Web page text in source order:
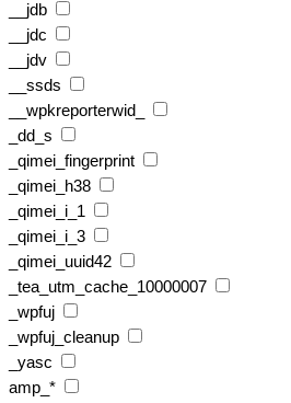
__jdb
__jdc
__jdv
__ssds
__wpkreporterwid_
_dd_s
_qimei_fingerprint
_qimei_h38
_qimei_i_1
_qimei_i_3
_qimei_uuid42
_tea_utm_cache_10000007
_wpfuj
_wpfuj_cleanup
_yasc
amp_*